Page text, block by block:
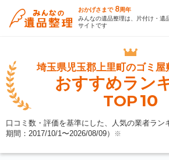
おかげさまで 8周年
みんなの遺品整理は、片付け・遺
サイトです
埼玉県児玉郡上里町のゴミ屋
おすすめラン
TOP10
口コミ数・評価を基準にした、人気の業者ラン
期間：2017/10/1〜2026/08/09） ※